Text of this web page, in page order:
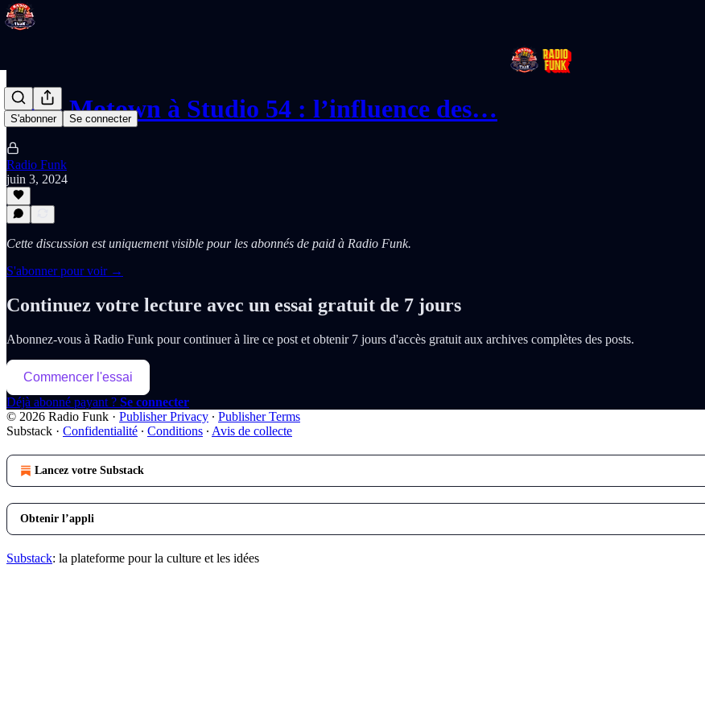
S'abonner Se connecter
De la Motown à Studio 54 : l’influence des…
Radio Funk
juin 3, 2024
Cette discussion est uniquement visible pour les abonnés de paid à Radio Funk.
S'abonner pour voir →
Continuez votre lecture avec un essai gratuit de 7 jours
Abonnez-vous à Radio Funk pour continuer à lire ce post et obtenir 7 jours d'accès gratuit aux archives complètes des posts.
Commencer l'essai
Déjà abonné payant ? Se connecter
© 2026 Radio Funk · Publisher Privacy ∙ Publisher Terms
Substack · Confidentialité ∙ Conditions ∙ Avis de collecte
Lancez votre Substack
Obtenir l’appli
Substack: la plateforme pour la culture et les idées